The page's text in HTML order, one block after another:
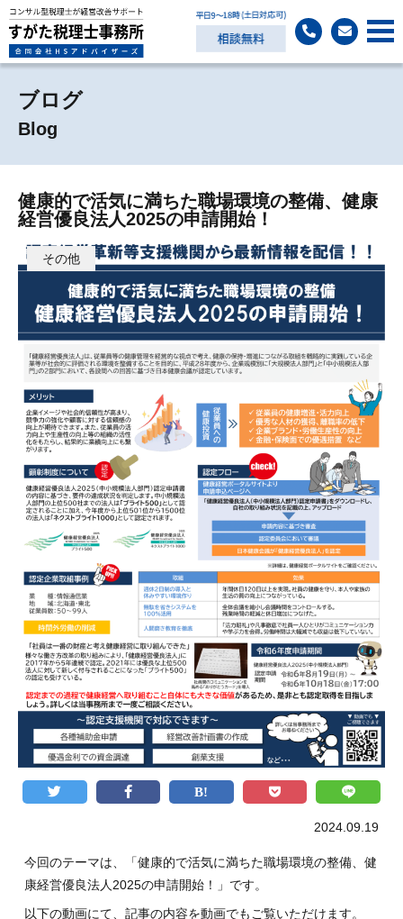
ブログ
Blog
健康的で活気に満ちた職場環境の整備、健康
経営優良法人2025の申請開始！
その他
2024.09.19
今回のテーマは、「健康的で活気に満ちた職場環境の整備、健
康経営優良法人2025の申請開始！」です。
以下の動画にて、記事の内容を動画でもご覧いただけます。